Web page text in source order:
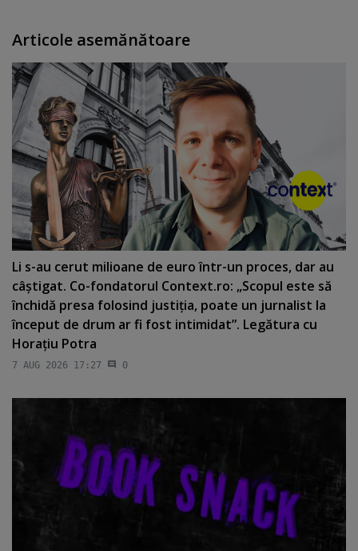
Articole asemănătoare
Li s-au cerut milioane de euro într-un proces, dar au
câştigat. Co-fondatorul Context.ro: „Scopul este să
închidă presa folosind justiţia, poate un jurnalist la
început de drum ar fi fost intimidat”. Legătura cu
Horaţiu Potra
7 AUG 2026 17:27 0